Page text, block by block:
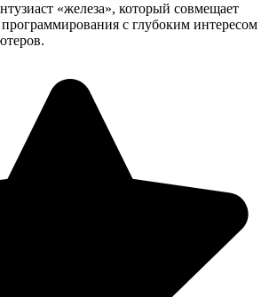
«железа», который совмещает
с глубоким интересом